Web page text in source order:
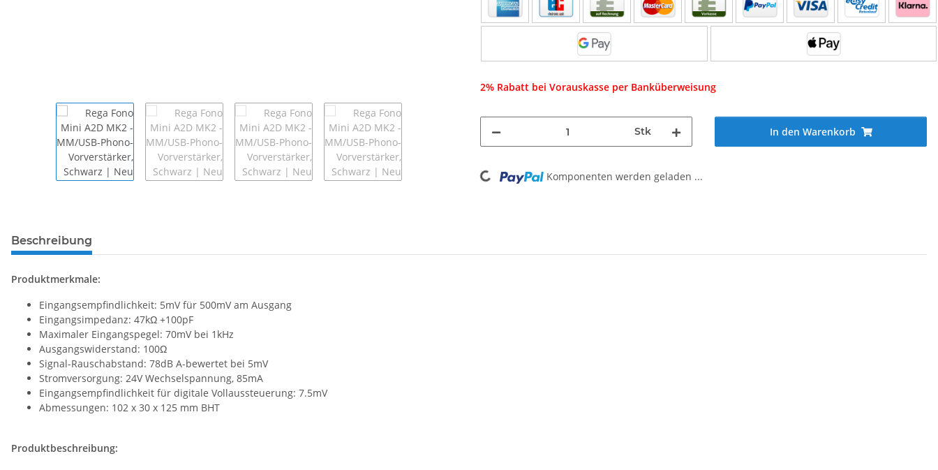
2% Rabatt bei Vorauskasse per Banküberweisung
Stk In den Warenkorb
Loading... Komponenten werden geladen ...
Beschreibung
Produktmerkmale:
Eingangsempfindlichkeit: 5mV für 500mV am Ausgang
Eingangsimpedanz: 47kΩ +100pF
Maximaler Eingangspegel: 70mV bei 1kHz
Ausgangswiderstand: 100Ω
Signal-Rauschabstand: 78dB A-bewertet bei 5mV
Stromversorgung: 24V Wechselspannung, 85mA
Eingangsempfindlichkeit für digitale Vollaussteuerung: 7.5mV
Abmessungen: 102 x 30 x 125 mm BHT
Produktbeschreibung: